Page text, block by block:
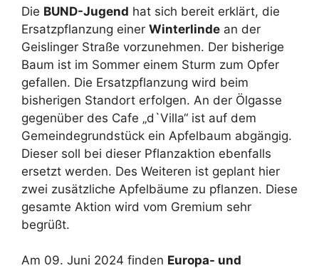
Die BUND-Jugend hat sich bereit erklärt, die
Ersatzpflanzung einer Winterlinde an der
Geislinger Straße vorzunehmen. Der bisherige
Baum ist im Sommer einem Sturm zum Opfer
gefallen. Die Ersatzpflanzung wird beim
bisherigen Standort erfolgen. An der Ölgasse
gegenüber des Cafe „d`Villa“ ist auf dem
Gemeindegrundstück ein Apfelbaum abgängig.
Dieser soll bei dieser Pflanzaktion ebenfalls
ersetzt werden. Des Weiteren ist geplant hier
zwei zusätzliche Apfelbäume zu pflanzen. Diese
gesamte Aktion wird vom Gremium sehr
begrüßt.
Am 09. Juni 2024 finden Europa- und